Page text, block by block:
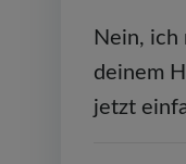
Nein, ich
deinem
jetzt